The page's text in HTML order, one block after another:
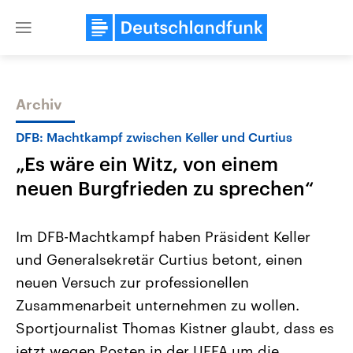
Close
Themen
Landtagswahl Sachsen-Anhalt
2026
Alle Informationen
Sachsen-Anhalt wählt am 6.
September 2026 einen neuen
Landtag. Seit 2021 wird das
Bundesland von einer Koalition aus
USA
Aktuelle Beiträge,
Hintergründe
Wirtschaftlich und
gehören die Vereinigten
den mächtigsten Ländern
mit großem Einfluss auf
Archiv
DFB: Machtkampf zwischen Keller und Curtius
„Es wäre ein Witz, von einem
neuen Burgfrieden zu sprechen“
Im DFB-Machtkampf haben Präsident Keller
und Generalsekretär Curtius betont, einen
neuen Versuch zur professionellen
Zusammenarbeit unternehmen zu wollen.
Sportjournalist Thomas Kistner glaubt, dass es